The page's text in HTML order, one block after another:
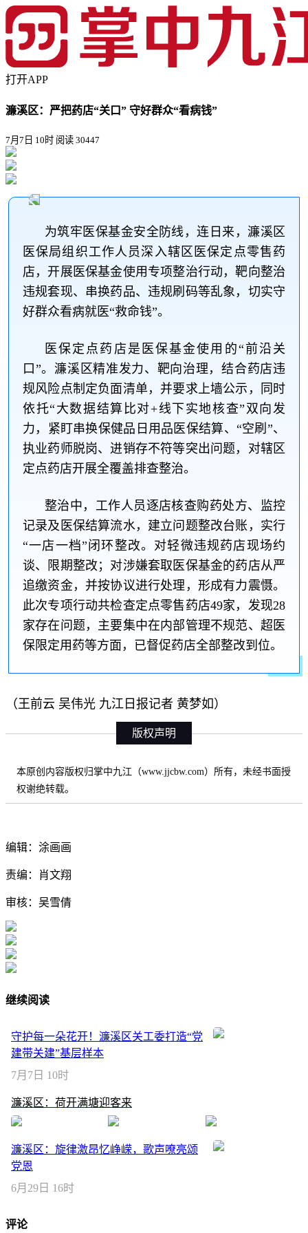
打开APP
濂溪区：严把药店“关口” 守好群众“看病钱”
7月7日 10时 阅读 30447
为筑牢医保基金安全防线，连日来，濂溪区
医保局组织工作人员深入辖区医保定点零售药
店，开展医保基金使用专项整治行动，靶向整治
违规套现、串换药品、违规刷码等乱象，切实守
好群众看病就医“救命钱”。
医保定点药店是医保基金使用的“前沿关
口”。濂溪区精准发力、靶向治理，结合药店违
规风险点制定负面清单，并要求上墙公示，同时
依托“大数据结算比对+线下实地核查”双向发
力，紧盯串换保健品日用品医保结算、“空刷”、
执业药师脱岗、进销存不符等突出问题，对辖区
定点药店开展全覆盖排查整治。
整治中，工作人员逐店核查购药处方、监控
记录及医保结算流水，建立问题整改台账，实行
“一店一档”闭环整改。对轻微违规药店现场约
谈、限期整改；对涉嫌套取医保基金的药店从严
追缴资金，并按协议进行处理，形成有力震慑。
此次专项行动共检查定点零售药店49家，发现28
家存在问题，主要集中在内部管理不规范、超医
保限定用药等方面，已督促药店全部整改到位。
（王前云 吴伟光 九江日报记者 黄梦如）
版权声明
本原创内容版权归掌中九江（www.jjcbw.com）所有，未经书面授
权谢绝转载。
编辑：涂画画
责编：肖文翔
审核：吴雪倩
继续阅读
守护每一朵花开！濂溪区关工委打造“党
建带关建”基层样本
7月7日 10时
濂溪区：荷开满塘迎客来
濂溪区：旋律激昂忆峥嵘，歌声嘹亮颂
党恩
6月29日 16时
评论